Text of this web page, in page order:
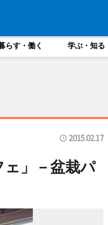
らす・働く 学ぶ・知る
2015.02.17
」－盆栽パ